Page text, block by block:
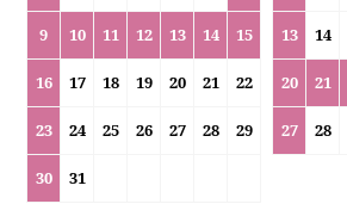
9 10 11 12 13 14 15
16 17 18 19 20 21 22
23 24 25 26 27 28 29
30 31
13 14
20 21
27 28